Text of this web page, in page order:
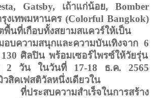
Gatsby, เถ้าแก่น้อย, Bomber
งเทพมหานคร (Colorful Bangkok)
นที่เกือบทั้งสยามสแควร์ให้เป็น
บความสนุกและความบันเทิงจาก 6
130 ศิลปิน พร้อมเซอร์ไพรซ์ให้วัยรุ่น
2 วัน ในวันที่ 17-18 ธ.ค. 2565
สิคเฟสติวัลหนึ่งเดียวใน
สบความสำเร็จในการสร้าง